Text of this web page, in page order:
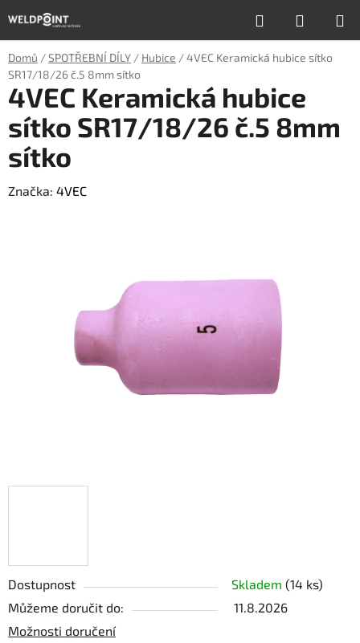
na
obsah
Hledat
KOŠÍK
Domů /SPOTŘEBNÍ DÍLY / Hubice /4VEC Keramická hubice sítko
SR17/18/26 č.5 8mm sítko
Dostupnost Skladem (14 ks)
Můžeme doručit do:
11.8.2026
Možnosti doručení
4VEC Keramická hubice
sítko SR17/18/26 č.5 8mm
sítko
Značka: 4VEC